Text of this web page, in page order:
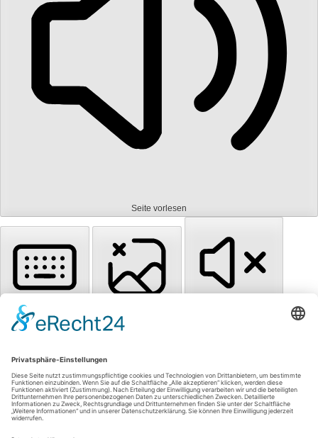
Seite vorlesen
Tastaturnavigation
Titel hervorheben Inhalt hervorheben Animationen stoppen